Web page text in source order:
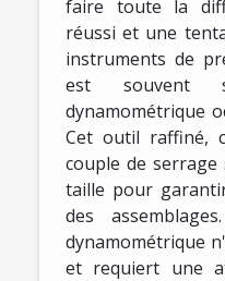
faire toute la
réussi et une
instruments de
est souvent
dynamométrique
Cet outil raffiné,
couple de serrage
taille pour
des
dynamométrique
et requiert une